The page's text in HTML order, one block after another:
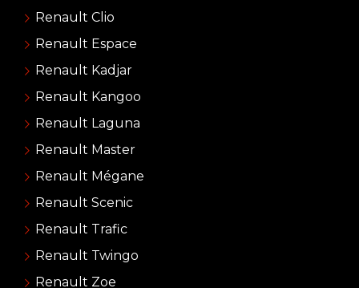
Renault Clio
Renault Espace
Renault Kadjar
Renault Kangoo
Renault Laguna
Renault Master
Renault Mégane
Renault Scenic
Renault Trafic
Renault Twingo
Renault Zoe